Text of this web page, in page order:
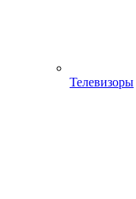
Телевизоры